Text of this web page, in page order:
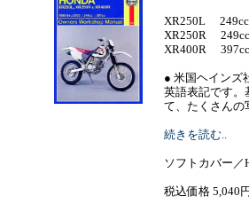
XR250L
XR250R
XR400R
● 米国ヘインズ
英語表記です。
て、たくさんの
続きを読む..
ソフトカバー／
税込価格 5,040